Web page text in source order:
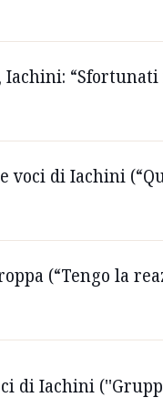
Iachini:
voci di Iachini
(“Tengo la
di Iachini